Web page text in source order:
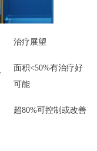
治疗展望
面积<50%有治疗好
可能
超80%可控制或改善